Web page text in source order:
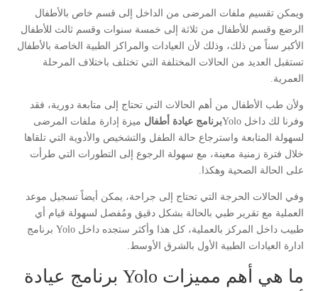
ويمكن تقسيم ملفات المرضى من الداخل إلى قسم خاص بالأطفال
الرضع وقسم للأطفال من ثلاثة إلى خمسة سنوات وقسم ثالث للأطفال
الأكبر سناً من ذلك، وذلك لأن العيادات والمراكز الطبية الخاصة بالأطفال
تستقبل العديد من الحالات المختلفة التي تختلف باختلاف المرحلة
العمرية.
ولأن طب الأطفال من أهم الحالات التي تحتاج إلى متابعة دورية، فقد
وفرنا لك داخل Yolo
برنامج عيادة أطفال ميزة إدارة ملفات المرضى
لسهولة المتابعة واسترجاع حالة الطفل والتشخيص والأدوية التي تلقاها
خلال فترة زمنية معينة، مع سهولة الرجوع إلى التطورات التي طرأت
على الحالة الصحية وهكذا.
وفي الحالات الحرجة التي تحتاج إلى جراحة، يمكن أيضاً تسجيل موعد
العملية مع تقرير طبي بالحالة بشكل دقيق ومُفصل لسهولة قيام أي
طبيب داخل المركز بالعملية، كل هذا وأكثر ستجده داخل Yolo برنامج
ادارة العيادات الطبية الأول بالشرق الأوسط.
ما هي أهم مميزات Yolo برنامج عيادة